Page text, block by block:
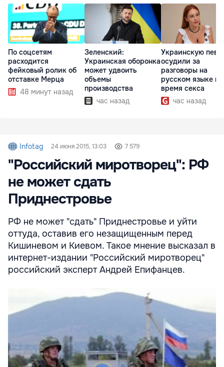
По соцсетям
расходится
фейковый ролик об
отставке Мерца
48 минут назад
Зеленский:
Украинская оборонка
может удвоить
объемы
производства
час назад
Украинскую
осудили за
разговоры на
русском языке во
время секса
час назад
Infotag 24 июня 2015, 13:03 7 579
"Российский миротворец": РФ
не может сдать
Приднестровье
РФ не может "сдать" Приднестровье и уйти
оттуда, оставив его незащищенным перед
Кишиневом и Киевом. Такое мнение высказал в
интернет-издании "Российский миротворец"
российский эксперт Андрей Епифанцев.